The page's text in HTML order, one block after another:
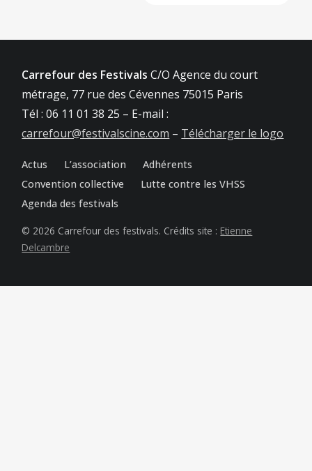
Carrefour des Festivals C/O Agence du court
métrage, 77 rue des Cévennes 75015 Paris
Tél : 06 11 01 38 25 – E-mail :
carrefour@festivalscine.com – Télécharger le logo
Actus L’association
Adhérents
Convention collective
Lutte contre les VHSS
Agenda des festivals
© 2026 Carrefour des festivals. Crédits site : Etienne
Delcambre